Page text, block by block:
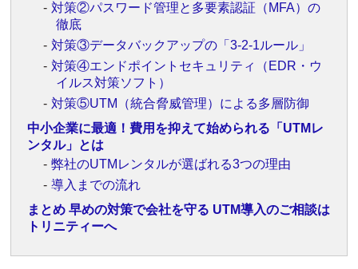
対策②パスワード管理と多要素認証（MFA）の
徹底
対策③データバックアップの「3-2-1ルール」
対策④エンドポイントセキュリティ（EDR・ウ
イルス対策ソフト）
対策⑤UTM（統合脅威管理）による多層防御
中小企業に最適！費用を抑えて始められる「UTMレ
ンタル」とは
弊社のUTMレンタルが選ばれる3つの理由
導入までの流れ
まとめ 早めの対策で会社を守る UTM導入のご相談は
トリニティーへ